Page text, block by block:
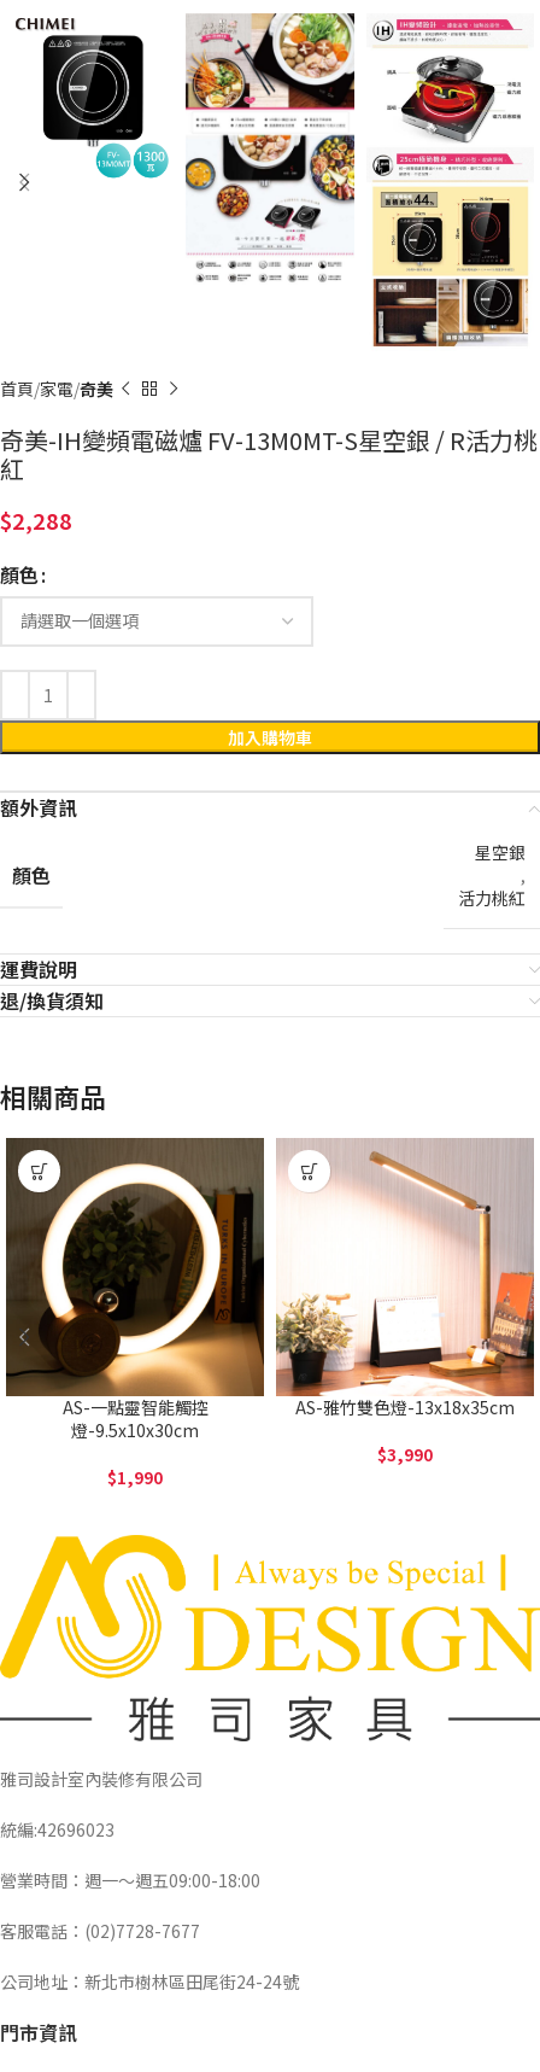
首頁 家電 奇美
奇美-IH變頻電磁爐 FV-13M0MT-S星空銀 / R活力桃
紅
2,288
顏色
加入購物車
額外資訊
顏色
星空銀
,
活力桃紅
運費說明
退/換貨須知
相關商品
AS-一點靈智能觸控
燈-9.5x10x30cm
1,990
AS-雅竹雙色燈-13x18x35cm
3,990
雅司設計室內裝修有限公司
統編:42696023
營業時間：週一～週五09:00-18:00
客服電話：(02)7728-7677
公司地址：新北市樹林區田尾街24-24號
門市資訊